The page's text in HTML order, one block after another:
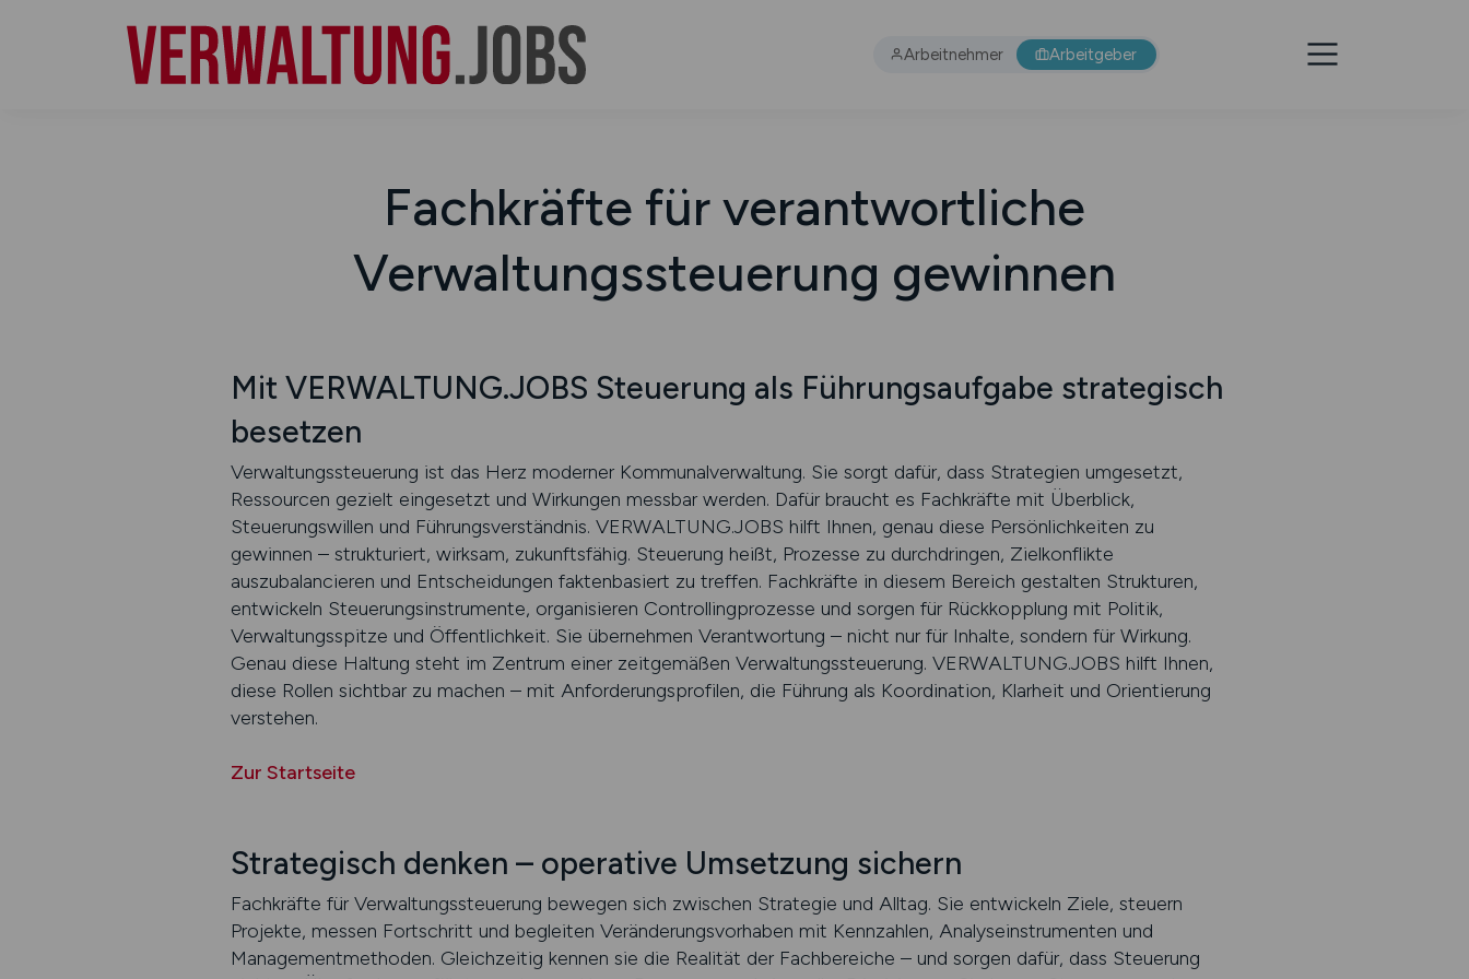
Arbeitnehmer Arbeitgeber
Fachkräfte für verantwortliche
Verwaltungssteuerung gewinnen
Mit VERWALTUNG.JOBS Steuerung als Führungsaufgabe strategisch
besetzen
Verwaltungssteuerung ist das Herz moderner Kommunalverwaltung. Sie sorgt dafür, dass Strategien umgesetzt,
Ressourcen gezielt eingesetzt und Wirkungen messbar werden. Dafür braucht es Fachkräfte mit Überblick,
Steuerungswillen und Führungsverständnis. VERWALTUNG.JOBS hilft Ihnen, genau diese Persönlichkeiten zu
gewinnen – strukturiert, wirksam, zukunftsfähig. Steuerung heißt, Prozesse zu durchdringen, Zielkonflikte
auszubalancieren und Entscheidungen faktenbasiert zu treffen. Fachkräfte in diesem Bereich gestalten Strukturen,
entwickeln Steuerungsinstrumente, organisieren Controllingprozesse und sorgen für Rückkopplung mit Politik,
Verwaltungsspitze und Öffentlichkeit. Sie übernehmen Verantwortung – nicht nur für Inhalte, sondern für Wirkung.
Genau diese Haltung steht im Zentrum einer zeitgemäßen Verwaltungssteuerung. VERWALTUNG.JOBS hilft Ihnen,
diese Rollen sichtbar zu machen – mit Anforderungsprofilen, die Führung als Koordination, Klarheit und Orientierung
verstehen.
Zur Startseite
Strategisch denken – operative Umsetzung sichern
Fachkräfte für Verwaltungssteuerung bewegen sich zwischen Strategie und Alltag. Sie entwickeln Ziele, steuern
Projekte, messen Fortschritt und begleiten Veränderungsvorhaben mit Kennzahlen, Analyseinstrumenten und
Managementmethoden. Gleichzeitig kennen sie die Realität der Fachbereiche – und sorgen dafür, dass Steuerung